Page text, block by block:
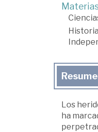
Los
ha